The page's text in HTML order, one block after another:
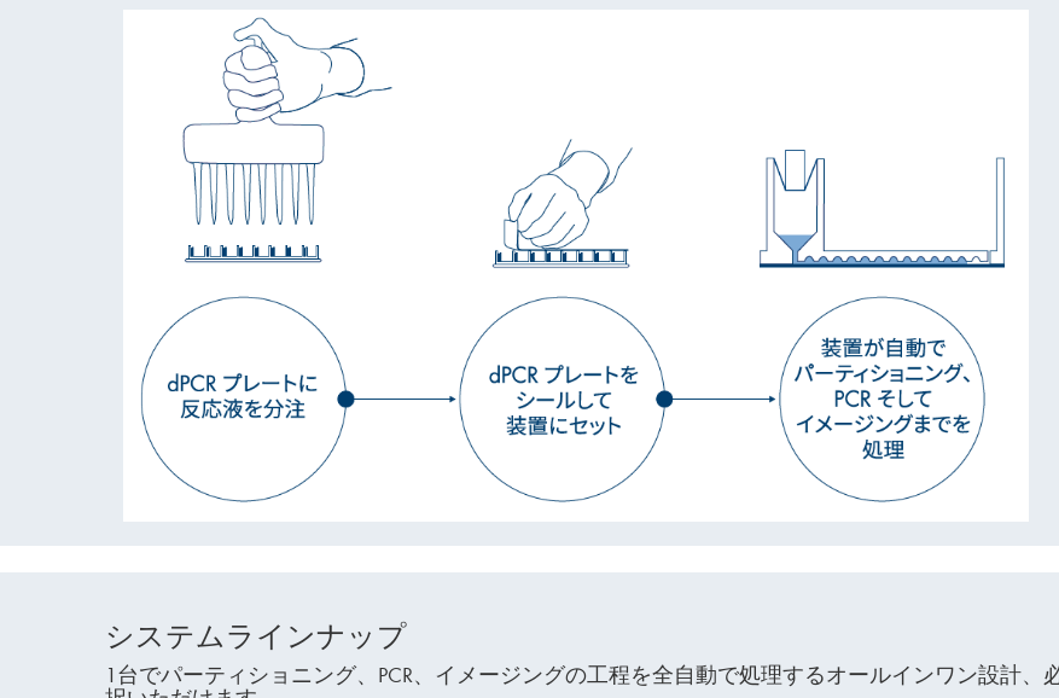
システムラインナップ
1台でパーティショニング、PCR、イメージングの工程を全自動で処理するオールインワン設計